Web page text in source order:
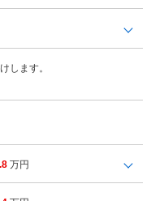
します。
.8 万円